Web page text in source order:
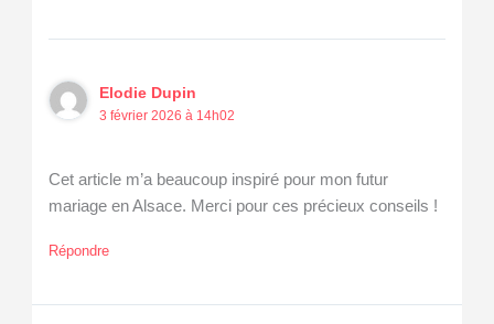
Elodie Dupin
3 février 2026 à 14h02
Cet article m’a beaucoup inspiré pour mon futur
mariage en Alsace. Merci pour ces précieux conseils !
Répondre